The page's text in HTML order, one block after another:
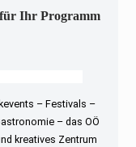
Ihr Programm
– Festivals –
– das OÖ
kreatives Zentrum